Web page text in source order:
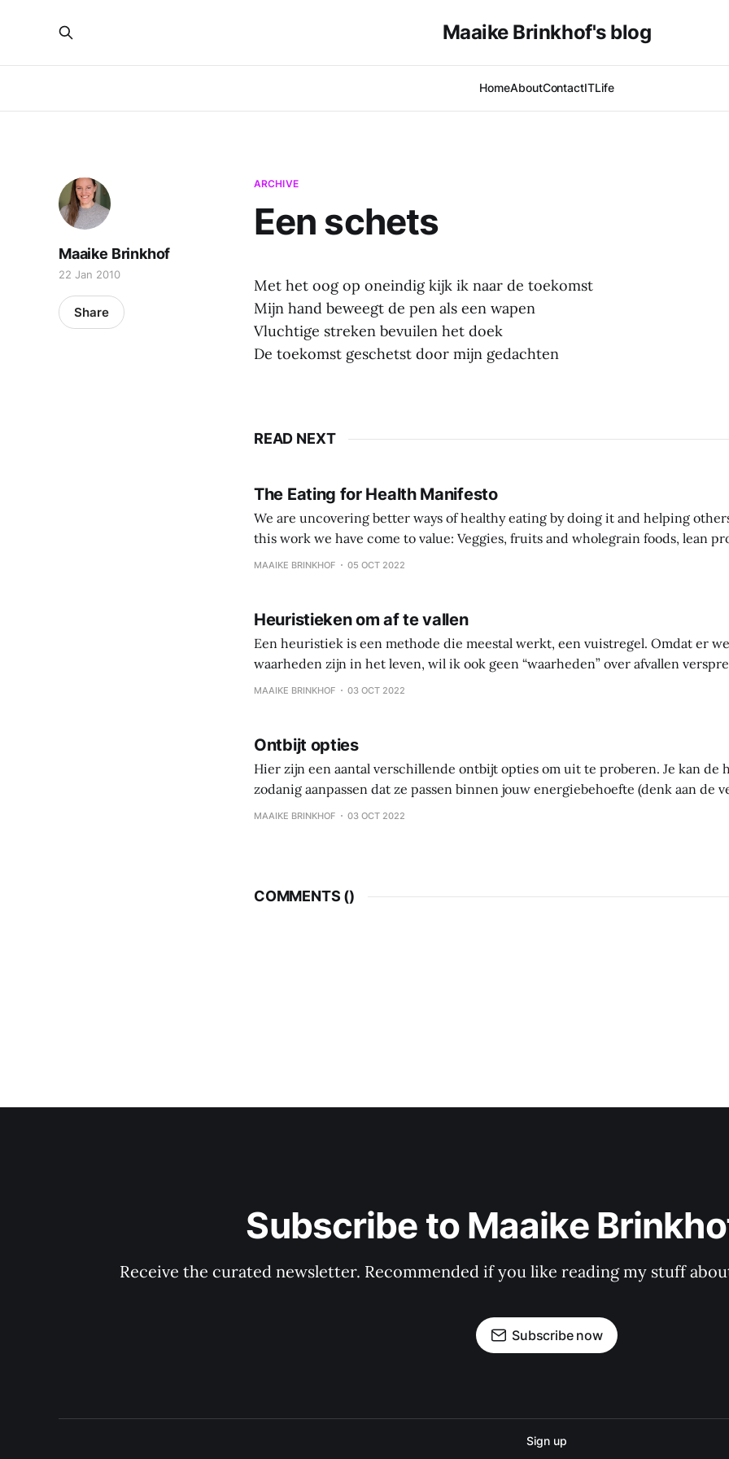
Maaike Brinkhof's blog
HomeAboutContactITLife
ARCHIVE
Een schets
Maaike Brinkhof
22 Jan 2010
Share
Met het oog op oneindig kijk ik naar de toekomst
Mijn hand beweegt de pen als een wapen
Vluchtige streken bevuilen het doek
De toekomst geschetst door mijn gedachten
READ NEXT
The Eating for Health Manifesto
We are uncovering better ways of healthy eating by doing it and helping
this work we have come to value: Veggies, fruits and wholegrain foods, lean protein sources over
processed foods and beverages Simple eating over comprehensive diet plan documentation
MAAIKE BRINKHOF 05 OCT 2022
Heuristieken om af te vallen
Een heuristiek is een methode die meestal werkt, een vuistregel. Omdat er
waarheden zijn in het leven, wil ik ook geen “waarheden” over afvallen
persoonlijke reis, waarin je zelf gaat onderzoeken wat werkt en wat niet werkt
MAAIKE BRINKHOF 03 OCT 2022
Ontbijt opties
Hier zijn een aantal verschillende ontbijt opties om uit te proberen. Je kan de
zodanig aanpassen dat ze passen binnen jouw energiebehoefte (denk aan de
koolhydraten – eiwitten – vet). Als je probeert af te vallen, let dan vooral op
MAAIKE BRINKHOF 03 OCT 2022
COMMENTS ()
Subscribe to Maaike
Receive the curated newsletter. Recommended if you like reading my stuff
Subscribe now
Sign up